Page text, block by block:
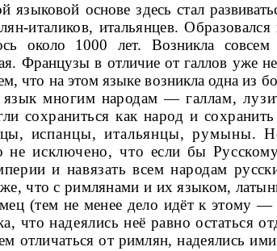
языковой основе здесь стал
италиков, итальянцев.
около 1000 лет. Возникла
Французы в отличие от галлов уже
что на этом языке возникла одна из
язык многим народам — гал­лам,
сохраниться как народ и
испанцы, итальянцы, румыны.
не исключено, что если бы
и навязать всем народам
что с римлянами и их языком,
(тем не менее дело идёт к этому
что надеялисьнеё равно остаться
отличаться от римлян, наде­ялись